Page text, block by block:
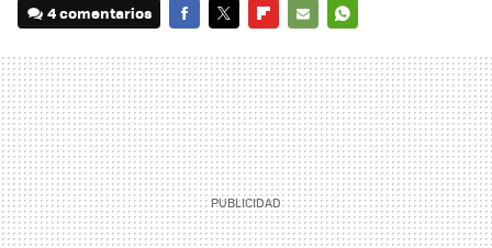
4 comentarios
MAIL